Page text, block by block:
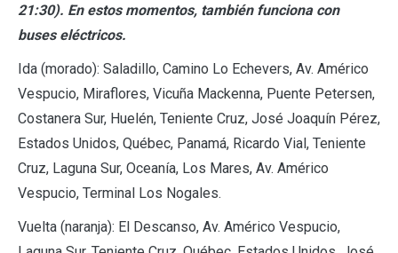
21:30). En estos momentos, también funciona con
buses eléctricos.
Ida (morado): Saladillo, Camino Lo Echevers, Av. Américo
Vespucio, Miraflores, Vicuña Mackenna, Puente Petersen,
Costanera Sur, Huelén, Teniente Cruz, José Joaquín Pérez,
Estados Unidos, Québec, Panamá, Ricardo Vial, Teniente
Cruz, Laguna Sur, Oceanía, Los Mares, Av. Américo
Vespucio, Terminal Los Nogales.
Vuelta (naranja): El Descanso, Av. Américo Vespucio,